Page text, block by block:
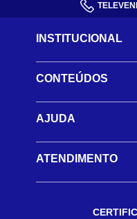
INSTITUCIONAL
CONTEÚDOS
AJUDA
ATENDIMENTO